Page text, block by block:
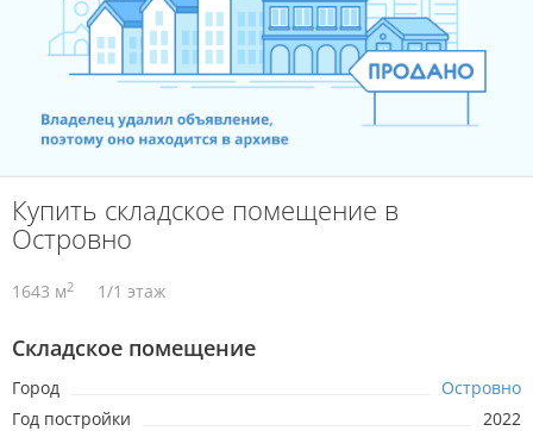
Купить складское помещение в
Островно
1643 м2 1/1 этаж
Складское помещение
Город
Островно
Год постройки
2022